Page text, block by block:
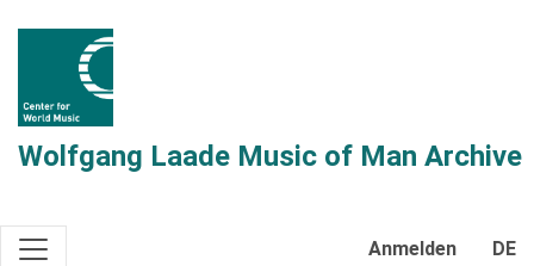
Wolfgang Laade Music of Man Archive
Anmelden DE